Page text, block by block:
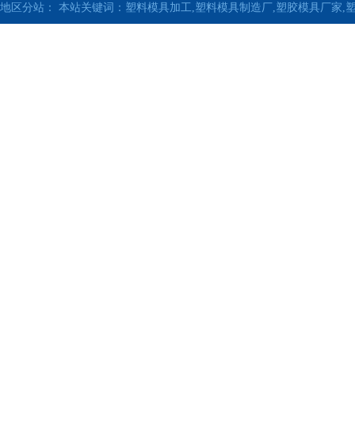
地区分站： 本站关键词：塑料模具加工,塑料模具制造厂,塑胶模具厂家,